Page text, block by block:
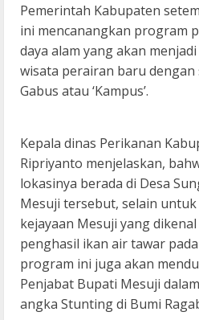
Pemerintah Kabupaten
ini mencanangkan program
daya alam yang akan
wisata perairan baru
Gabus atau ‘Kampus’.
Kepala dinas Perikanan
Ripriyanto menjelaskan,
lokasinya berada di Desa
Mesuji tersebut, selain
kejayaan Mesuji yang
penghasil ikan air tawar
program ini juga akan
Penjabat Bupati Mesuji
angka Stunting di Bumi